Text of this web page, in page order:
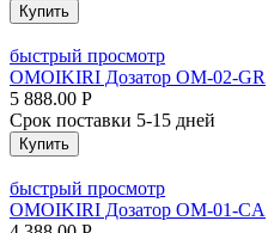
Купить
быстрый просмотр
OMOIKIRI Дозатор OM-02-GR
5 888.00 Р
Срок поставки 5-15 дней
Купить
быстрый просмотр
OMOIKIRI Дозатор OM-01-CA